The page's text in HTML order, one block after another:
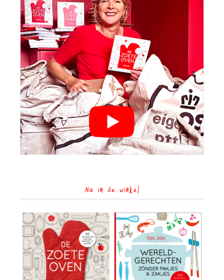
Nu in de winkel